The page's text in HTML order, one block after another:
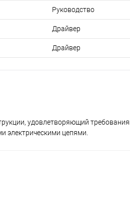
Руководство
Драйвер
Драйвер
удовлетворяющий
электрическими цепями.